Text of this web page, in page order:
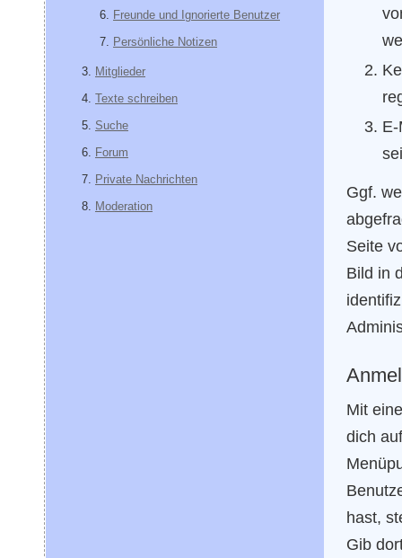
Freunde und Ignorierte Benutzer
Persönliche Notizen
Mitglieder
Texte schreiben
Suche
Forum
Private Nachrichten
Moderation
Ggf.
Seite
Bild in
Mit
dich
hast,
Gib